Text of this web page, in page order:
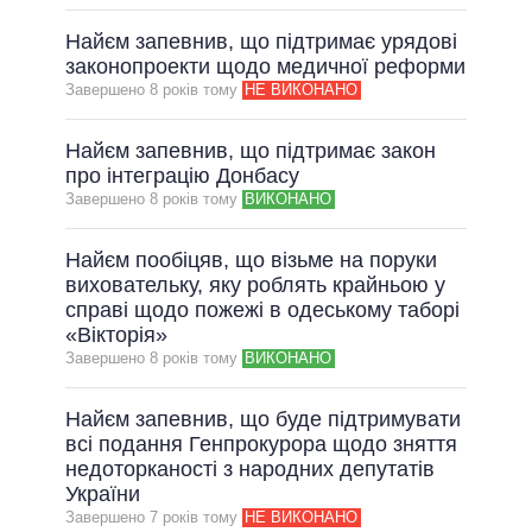
Найєм запевнив, що підтримає урядові
законопроекти щодо медичної реформи
Завершено 8 рокiв тому НЕ ВИКОНАНО
Найєм запевнив, що підтримає закон
про інтеграцію Донбасу
Завершено 8 рокiв тому ВИКОНАНО
Найєм пообіцяв, що візьме на поруки
виховательку, яку роблять крайньою у
справі щодо пожежі в одеському таборі
«Вікторія»
Завершено 8 рокiв тому ВИКОНАНО
Найєм запевнив, що буде підтримувати
всі подання Генпрокурора щодо зняття
недоторканості з народних депутатів
України
Завершено 7 рокiв тому НЕ ВИКОНАНО